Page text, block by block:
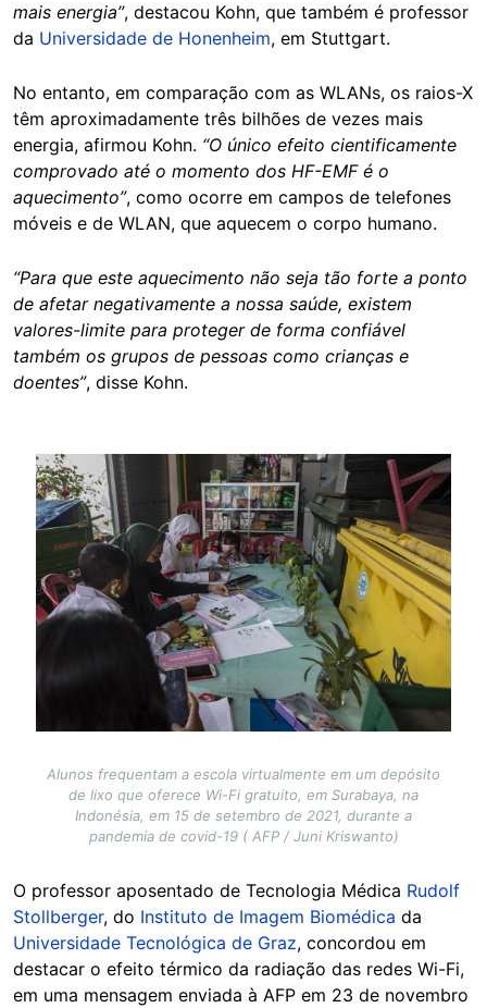
mais energia”, destacou Kohn, que também é professor
da Universidade de Honenheim, em Stuttgart.
No entanto, em comparação com as WLANs, os raios-X
têm aproximadamente três bilhões de vezes mais
energia, afirmou Kohn. “O único efeito cientificamente
comprovado até o momento dos HF-EMF é o
aquecimento”, como ocorre em campos de telefones
móveis e de WLAN, que aquecem o corpo humano.
“Para que este aquecimento não seja tão forte a ponto
de afetar negativamente a nossa saúde, existem
valores-limite para proteger de forma confiável
também os grupos de pessoas como crianças e
doentes”, disse Kohn.
Image
Alunos frequentam a escola virtualmente em um depósito
de lixo que oferece Wi-Fi gratuito, em Surabaya, na
Indonésia, em 15 de setembro de 2021, durante a
pandemia de covid-19 ( AFP / Juni Kriswanto)
O professor aposentado de Tecnologia Médica Rudolf
Stollberger, do Instituto de Imagem Biomédica da
Universidade Tecnológica de Graz, concordou em
destacar o efeito térmico da radiação das redes Wi-Fi,
em uma mensagem enviada à AFP em 23 de novembro